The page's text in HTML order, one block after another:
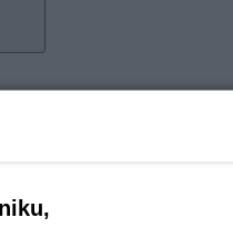
jest podawanie psom
przekarmić.